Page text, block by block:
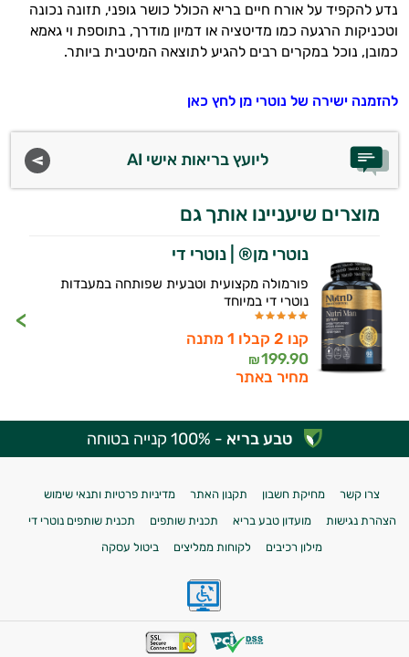
נדע להקפיד על אורח חיים בריא הכולל כושר גופני, תזונה נכונה
וטכניקות הרגעה כמו מדיטציה או דמיון מודרך, בתוספת וי גאמא
כמובן, נוכל במקרים רבים להגיע לתוצאה המיטבית ביותר.
להזמנה ישירה של נוטרי מן לחץ כאן
ליועץ בריאות אישי AI
מוצרים שיעניינו אותך גם
נוטרי מן® | נוטרי די
פורמולה מקצועית וטבעית שפותחה במעבדות
נוטרי די במיוחד
קנו 2 קבלו 1 מתנה
199.90
₪
מחיר באתר
טבע בריא - 100% קנייה בטוחה
צרו קשר מחיקת חשבון תקנון האתר
מדיניות פרטיות ותנאי שימוש
הצהרת נגישות
מועדון טבע בריא תכנית שותפים
תכנית שותפים נוטרי די
מילון רכיבים
לקוחות ממליצים ביטול עסקה